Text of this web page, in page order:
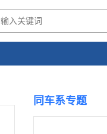
同车系专题